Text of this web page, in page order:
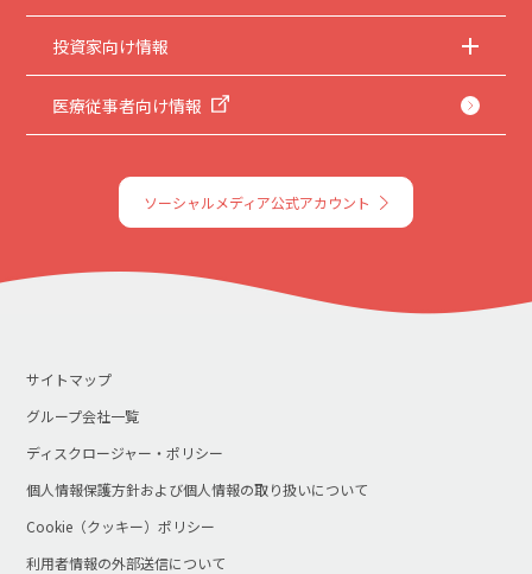
投資家向け情報
医療従事者向け情報
ソーシャルメディア公式アカウント
サイトマップ
グループ会社一覧
ディスクロージャー・ポリシー
個人情報保護方針および個人情報の取り扱いについて
Cookie（クッキー）ポリシー
利用者情報の外部送信について